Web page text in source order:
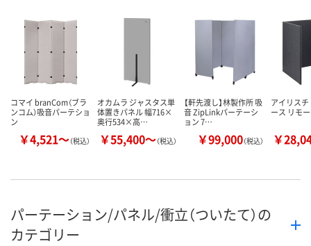
コマイ branCom（ブラ
ンコム）吸音パーテショ
ン
￥4,521～（税込）
オカムラ ジャスタス単
体置きパネル 幅716×
奥行534×高…
￥55,400～（税込）
【軒先渡し】林製作所 吸
音 ZipLinkパーテーシ
ョン 7…
￥99,000（税込）
アイリス
ース リモ
￥
パーテーション/パネル/衝立（ついたて）の
カテゴリー